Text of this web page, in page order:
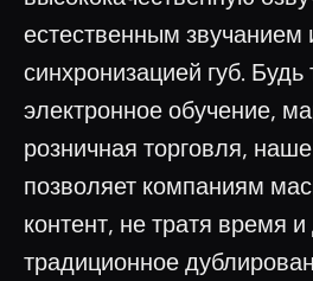
естественным звучанием
синхронизацией губ. Будь
электронное обучение,
розничная торговля,
позволяет компаниям
контент, не тратя время и
традиционное